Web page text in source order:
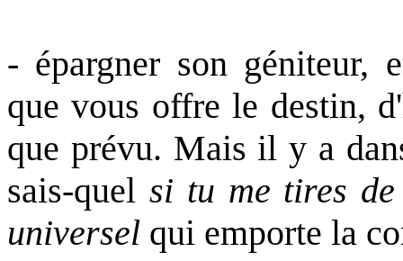
- épargner son géniteur,
que vous offre le destin,
que prévu. Mais il y a
sais-quel si tu me tires
universel qui emporte la